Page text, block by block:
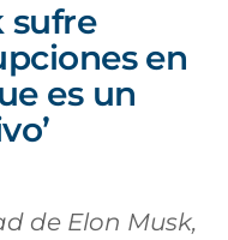
sufre
en
es un
de Elon Musk,